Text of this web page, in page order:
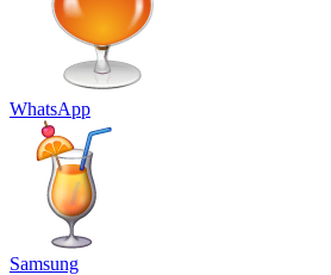
WhatsApp
Samsung